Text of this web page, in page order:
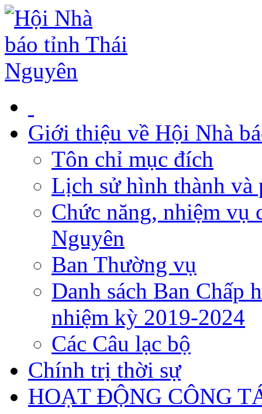
Giới thiệu về Hội Nhà
Tôn chỉ mục đích
Lịch sử hình thành và
Chức năng, nhiệm vụ
Nguyên
Ban Thường vụ
Danh sách Ban Chấp
nhiệm kỳ 2019-2024
Các Câu lạc bộ
Chính trị thời sự
HOẠT ĐỘNG CÔNG